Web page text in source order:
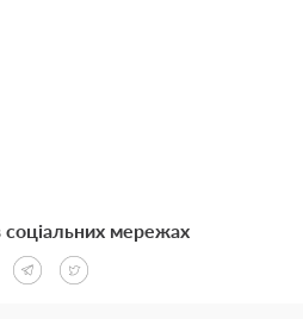
соціальних мережах